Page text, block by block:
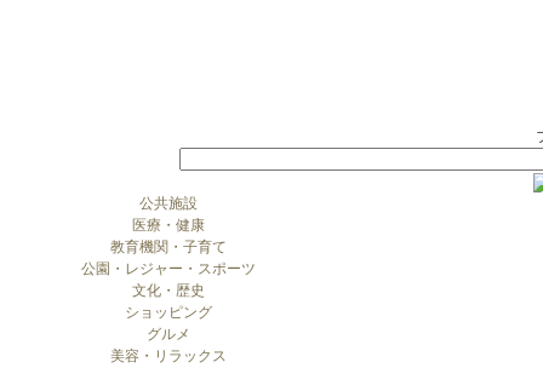
公共施設
医療・健康
教育機関・子育て
公園・レジャー・スポーツ
文化・歴史
ショッピング
グルメ
美容・リラックス